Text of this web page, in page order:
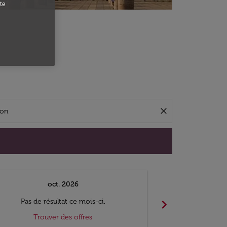
close
oct. 2026
Pas de résultat ce mois-ci.
Trouver des offres
chevron_right